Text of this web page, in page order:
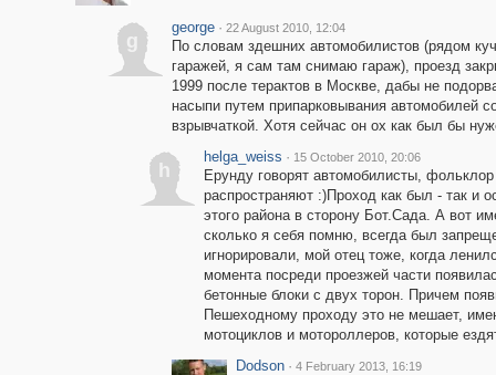
g
george · 22 August 2010, 12:04
По словам здешних автомобилистов (рядом
гаражей, я сам там снимаю гараж), проезд
1999 после терактов в Москве, дабы не
насыпи путем припарковывания автомобилей
взрывчаткой. Хотя сейчас он ох как был бы
h
helga_weiss · 15 October 2010, 20:06
Ерунду говорят автомобилисты, фольклор
распространяют :)Проход как был - так и
этого района в сторону Бот.Сада. А вот
сколько я себя помню, всегда был
игнорировали, мой отец тоже, когда
момента посреди проезжей части
бетонные блоки с двух торон. Причем
Пешеходному проходу это не мешает,
мотоциклов и мотороллеров, которые
Dodson · 4 February 2013, 16:19